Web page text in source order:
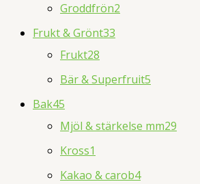
Groddfrön2
Frukt & Grönt33
Frukt28
Bär & Superfruit5
Bak45
Mjöl & stärkelse mm29
Kross1
Kakao & carob4